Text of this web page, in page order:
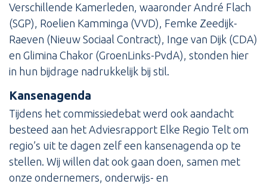
Verschillende Kamerleden, waaronder André Flach
(SGP), Roelien Kamminga (VVD), Femke Zeedijk-
Raeven (Nieuw Sociaal Contract), Inge van Dijk (CDA)
en Glimina Chakor (GroenLinks-PvdA), stonden hier
in hun bijdrage nadrukkelijk bij stil.
Kansenagenda
Tijdens het commissiedebat werd ook aandacht
besteed aan het Adviesrapport Elke Regio Telt om
regio’s uit te dagen zelf een kansenagenda op te
stellen. Wij willen dat ook gaan doen, samen met
onze ondernemers, onderwijs- en